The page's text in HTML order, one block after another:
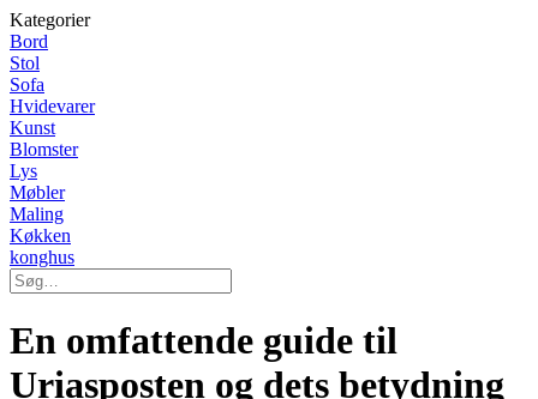
Kategorier
Bord
Stol
Sofa
Hvidevarer
Kunst
Blomster
Lys
Møbler
Maling
Køkken
konghus
En omfattende guide til
Uriasposten og dets betydning